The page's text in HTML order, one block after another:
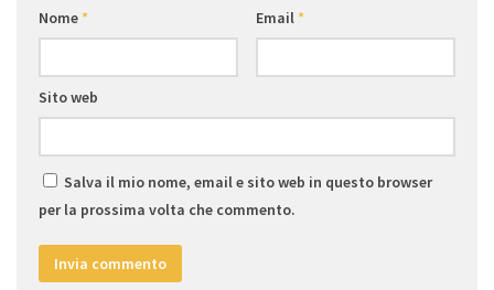
Nome* Email*
Sito web
Salva il mio nome, email e sito web in questo browser
per la prossima volta che commento.